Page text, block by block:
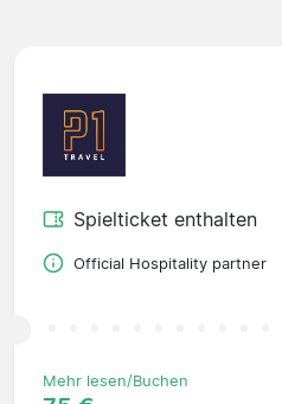
Spielticket enthalten
Official Hospitality partner
Mehr lesen/Buchen